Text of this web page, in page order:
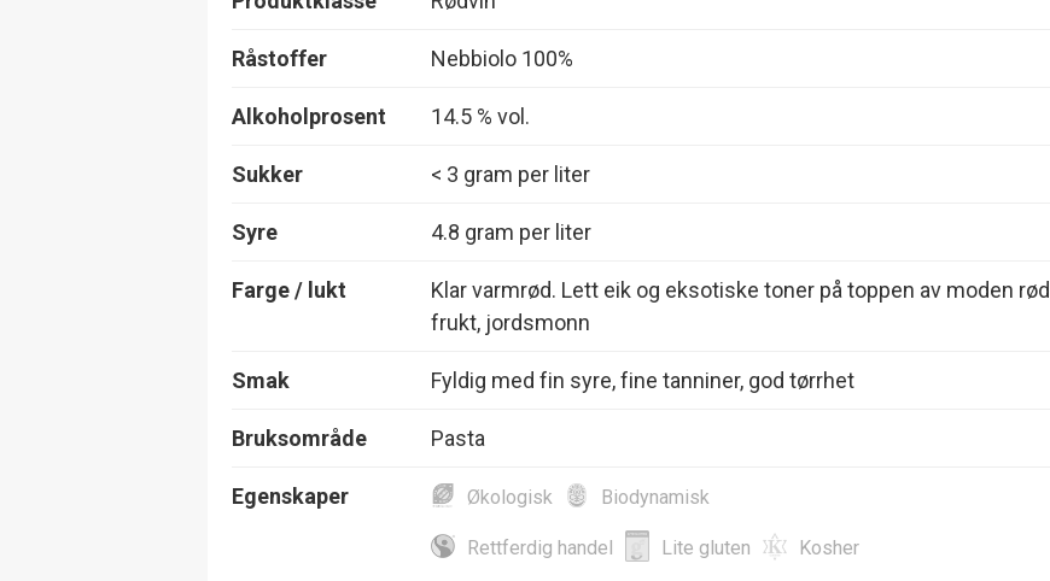
Råstoffer Nebbiolo 100%
Alkoholprosent 14.5 % vol.
Sukker < 3 gram per liter
Syre 4.8 gram per liter
Farge / lukt
Klar varmrød. Lett eik og eksotiske toner på toppen av moden rød
frukt, jordsmonn
Smak Fyldig med fin syre, fine tanniner, god tørrhet
Bruksområde Pasta
Egenskaper Økologisk Biodynamisk
Rettferdig handel Lite gluten Kosher